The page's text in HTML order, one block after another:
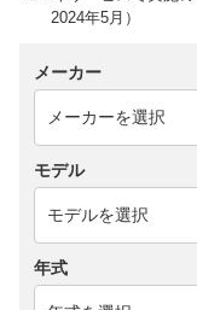
2024年5月）
メーカー
モデル
年式